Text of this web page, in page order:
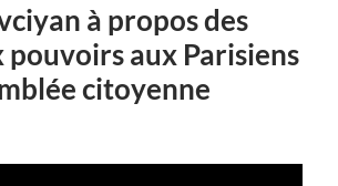
à propos des
pouvoirs aux Parisiens
citoyenne